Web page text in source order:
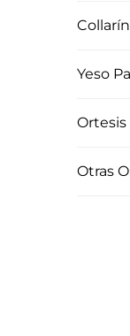
Yeso
Ortesis
Otras